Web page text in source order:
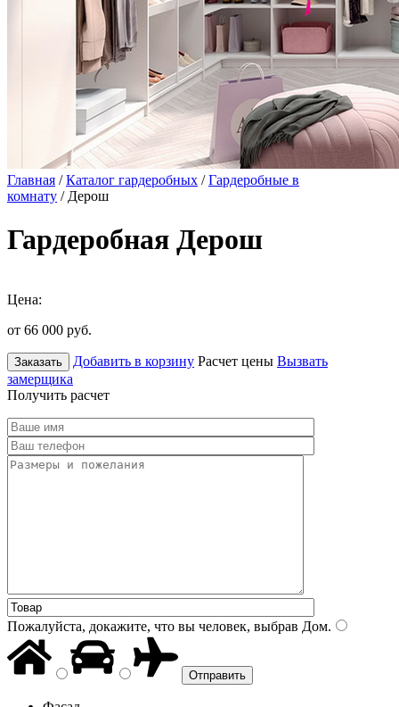
Главная /Каталог гардеробных /Гардеробные в
комнату / Дерош
Гардеробная Дерош
Цена:
от 66 000 руб.
Заказать Добавить в корзину Расчет цены Вызвать
замерщика
Получить расчет
Пожалуйста, докажите, что вы человек, выбрав Дом.